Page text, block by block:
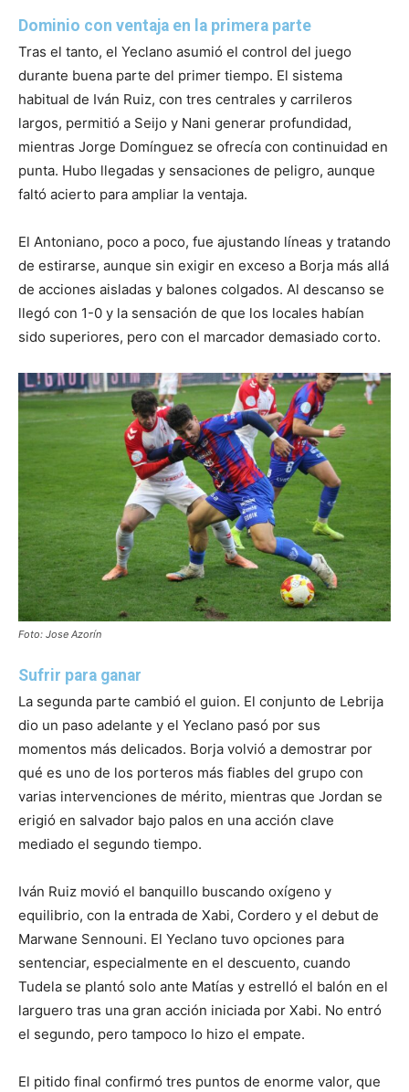
Dominio con ventaja en la primera parte
Tras el tanto, el Yeclano asumió el control del juego
durante buena parte del primer tiempo. El sistema
habitual de Iván Ruiz, con tres centrales y carrileros
largos, permitió a Seijo y Nani generar profundidad,
mientras Jorge Domínguez se ofrecía con continuidad en
punta. Hubo llegadas y sensaciones de peligro, aunque
faltó acierto para ampliar la ventaja.
El Antoniano, poco a poco, fue ajustando líneas y tratando
de estirarse, aunque sin exigir en exceso a Borja más allá
de acciones aisladas y balones colgados. Al descanso se
llegó con 1-0 y la sensación de que los locales habían
sido superiores, pero con el marcador demasiado corto.
Foto: Jose Azorín
Sufrir para ganar
La segunda parte cambió el guion. El conjunto de Lebrija
dio un paso adelante y el Yeclano pasó por sus
momentos más delicados. Borja volvió a demostrar por
qué es uno de los porteros más fiables del grupo con
varias intervenciones de mérito, mientras que Jordan se
erigió en salvador bajo palos en una acción clave
mediado el segundo tiempo.
Iván Ruiz movió el banquillo buscando oxígeno y
equilibrio, con la entrada de Xabi, Cordero y el debut de
Marwane Sennouni. El Yeclano tuvo opciones para
sentenciar, especialmente en el descuento, cuando
Tudela se plantó solo ante Matías y estrelló el balón en el
larguero tras una gran acción iniciada por Xabi. No entró
el segundo, pero tampoco lo hizo el empate.
El pitido final confirmó tres puntos de enorme valor, que